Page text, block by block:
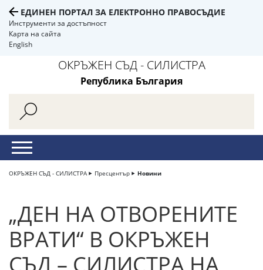
ЕДИНЕН ПОРТАЛ ЗА ЕЛЕКТРОННО ПРАВОСЪДИЕ
Инструменти за достъпност
Карта на сайта
English
ОКРЪЖЕН СЪД - СИЛИСТРА
Република България
ОКРЪЖЕН СЪД - СИЛИСТРА Пресцентър Новини
„ДЕН НА ОТВОРЕНИТЕ
ВРАТИ“ В ОКРЪЖЕН